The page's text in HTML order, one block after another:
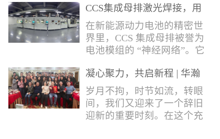
方位解决精密电子量产焊接
痛点。预制锡环焊接工艺预
制锡环焊接工艺，核心优势
明显：1.锡料定量可控：锡
环设备提前卷绕/挤压成型，
每一枚锡环锡含量标准化，
激光一次性熔融，焊点大
小、锡厚高度统一...
和，全员火力全开，全力奔
赴交付节点，用硬核产能响
应市场需求，用严苛品质回
馈每一份客户信任。市场认
的技术、高效智能的生产优
势与零缺陷的品控标准，我
们的CCS激光焊接机持续斩
获大量订单，近两月产能全
开、排期紧凑，生产线有序
CCS集成母排激光焊接，用
微米级工艺守护新能源电池
生命线
在新能源动力电池的精密世
界里，CCS 集成母排被誉为
电池模组的 “神经网络”。它
电，更承载着电压、温度信
号的实时采集，是连接电芯
与BMS电池管理系统的关键
桥梁。而连接这一切的，正
凝心聚力，共启新程 | 华瀚
激光年度盛典
岁月不拘，时节如流，转眼
间，我们又迎来了一个辞旧
迎新的重要时刻。在这个充